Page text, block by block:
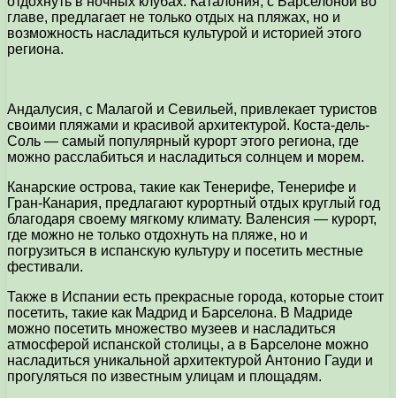
главе, предлагает не только отдых на пляжах, но и
возможность насладиться культурой и историей этого
региона.
Андалусия, с Малагой и Севильей, привлекает туристов
своими пляжами и красивой архитектурой. Коста-дель-
Соль — самый популярный курорт этого региона, где
можно расслабиться и насладиться солнцем и морем.
Канарские острова, такие как Тенерифе, Тенерифе и
Гран-Канария, предлагают курортный отдых круглый год
благодаря своему мягкому климату. Валенсия — курорт,
где можно не только отдохнуть на пляже, но и
погрузиться в испанскую культуру и посетить местные
фестивали.
Также в Испании есть прекрасные города, которые стоит
посетить, такие как Мадрид и Барселона. В Мадриде
можно посетить множество музеев и насладиться
атмосферой испанской столицы, а в Барселоне можно
насладиться уникальной архитектурой Антонио Гауди и
прогуляться по известным улицам и площадям.